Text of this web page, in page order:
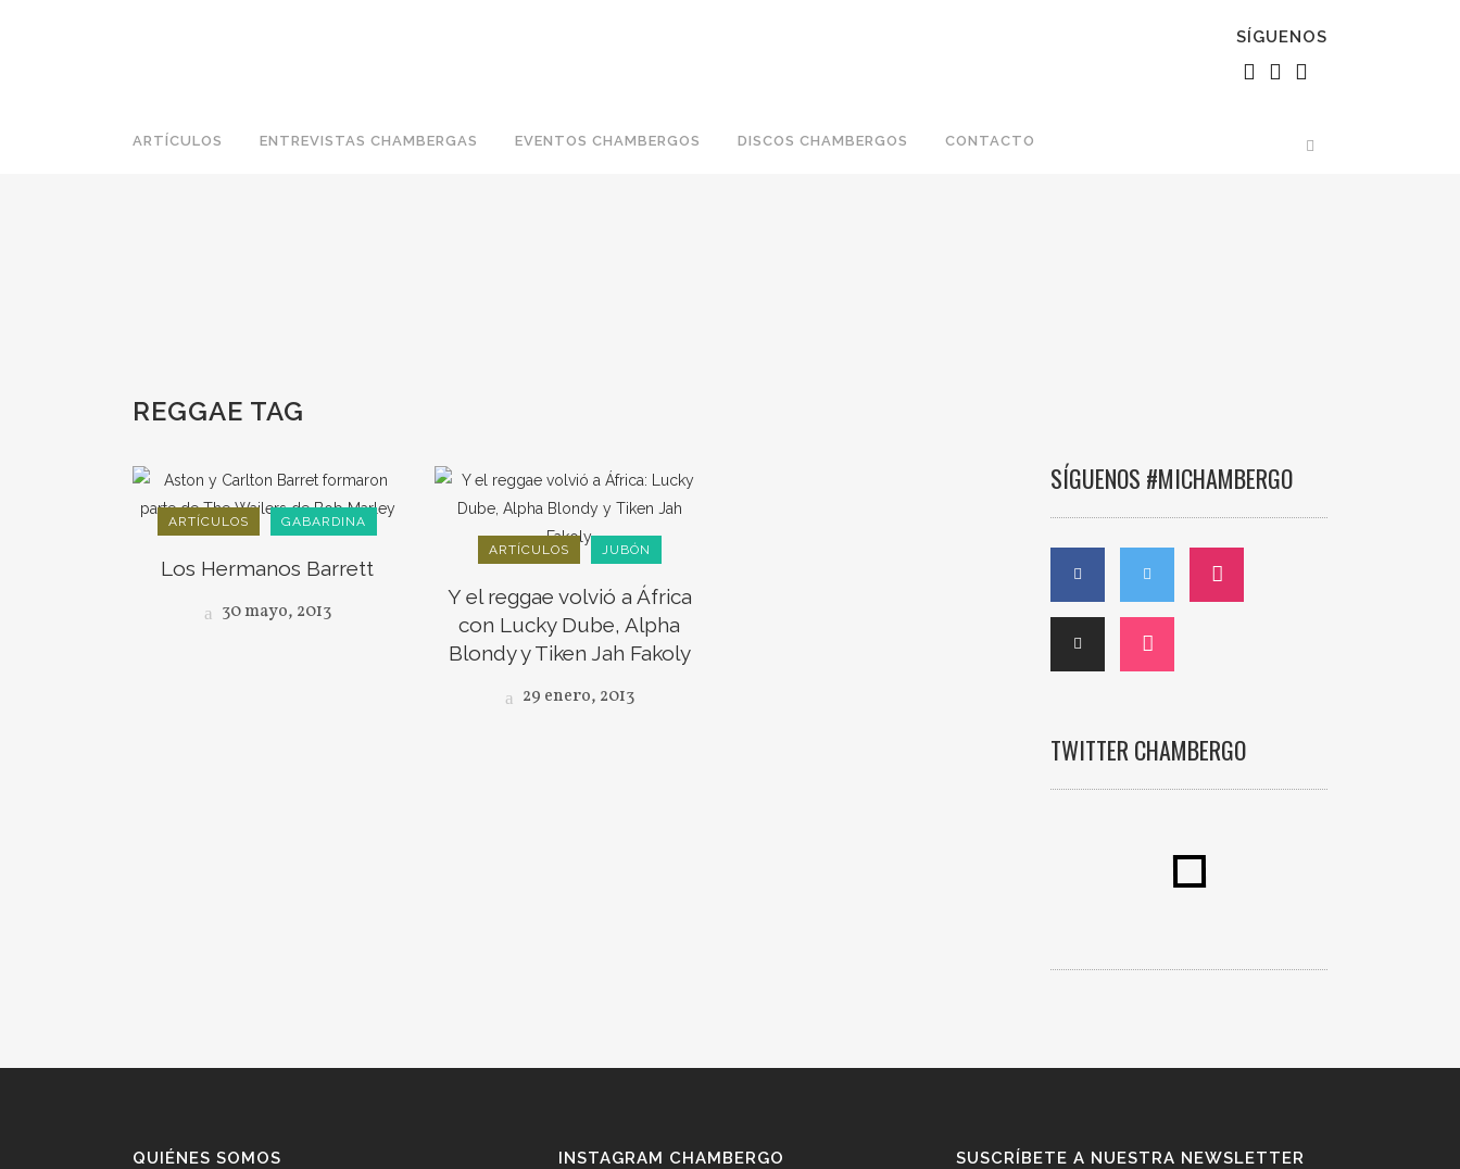
SÍGUENOS
ARTÍCULOS ENTREVISTAS CHAMBERGAS EVENTOS CHAMBERGOS DISCOS CHAMBERGOS CONTACTO
REGGAE TAG
ARTÍCULOS GABARDINA
Los Hermanos Barrett
30 mayo, 2013
ARTÍCULOS JUBÓN
Y el reggae volvió a África
con Lucky Dube, Alpha
Blondy y Tiken Jah Fakoly
29 enero, 2013
SÍGUENOS #MICHAMBERGO
TWITTER CHAMBERGO
QUIÉNES SOMOS INSTAGRAM CHAMBERGO SUSCRÍBETE A NUESTRA NEWSLETTER